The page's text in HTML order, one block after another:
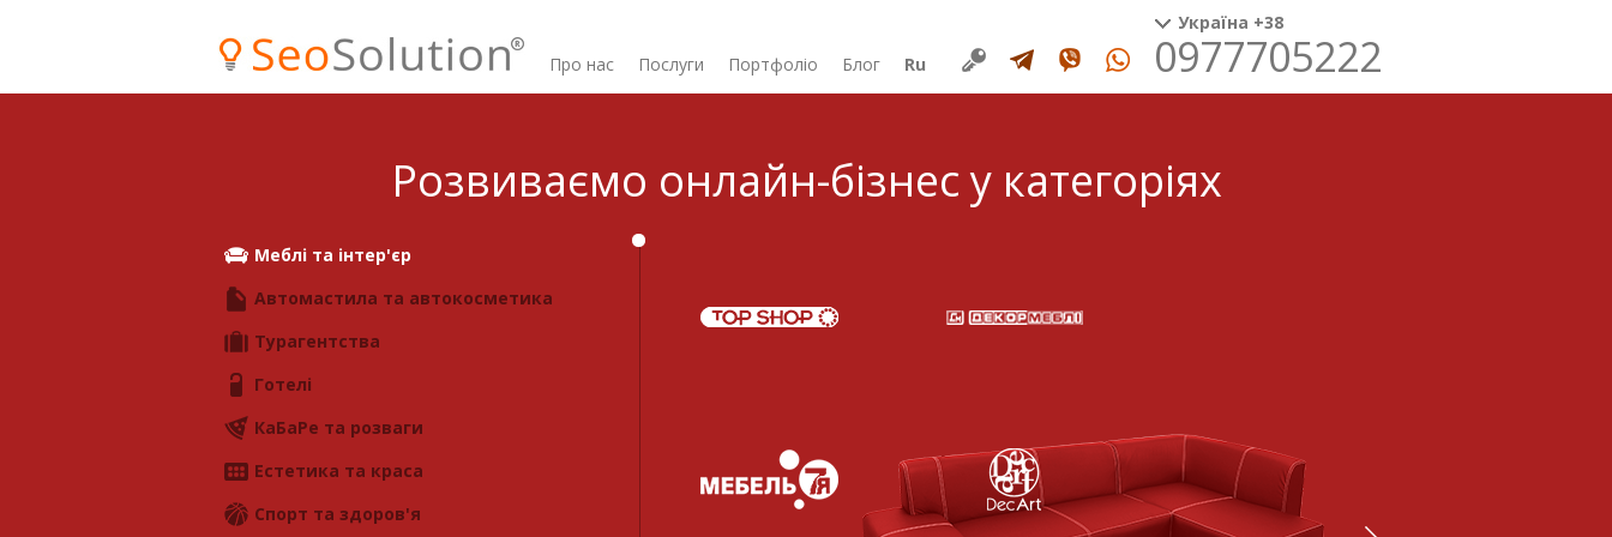
Про нас Послуги Портфоліо Блог Ru
Україна +38
0977705222
Розвиваємо онлайн-бізнес у категоріях
Меблі та інтер'єр
Автомастила та автокосметика
Турагентства
Готелі
КаБаРе та розваги
Естетика та краса
Спорт та здоров'я